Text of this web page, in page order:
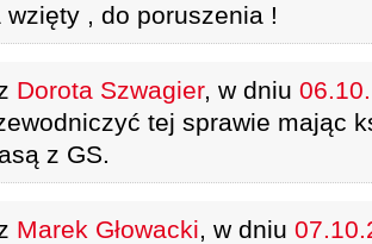
, do poruszenia !
Dorota Szwagier, w dniu
tej sprawie mając
z GS.
Marek Głowacki, w dniu